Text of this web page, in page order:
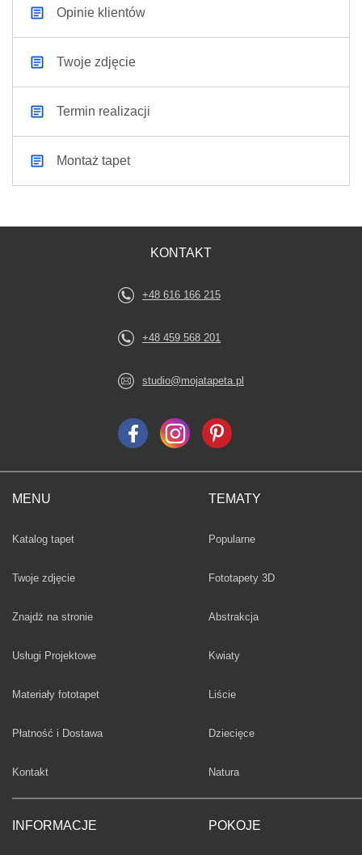
Opinie klientów
Twoje zdjęcie
Termin realizacji
Montaż tapet
MENU
Katalog tapet
Twoje zdjęcie
Znajdż na stronie
Usługi Projektowe
Materiały fototapet
Płatność i Dostawa
Kontakt
INFORMACJE
TEMATY
Fototapety
Popularne
Fototapety 3D
Fototapety
Abstrakcja
Fototapety
Kwiaty
Fototapety
Liście
Fototapety
Dziecięce
Fototapety
Natura
POKOJE
KONTAKT
+48 616 166 215
+48 459 568 201
studio@mojatapeta.pl